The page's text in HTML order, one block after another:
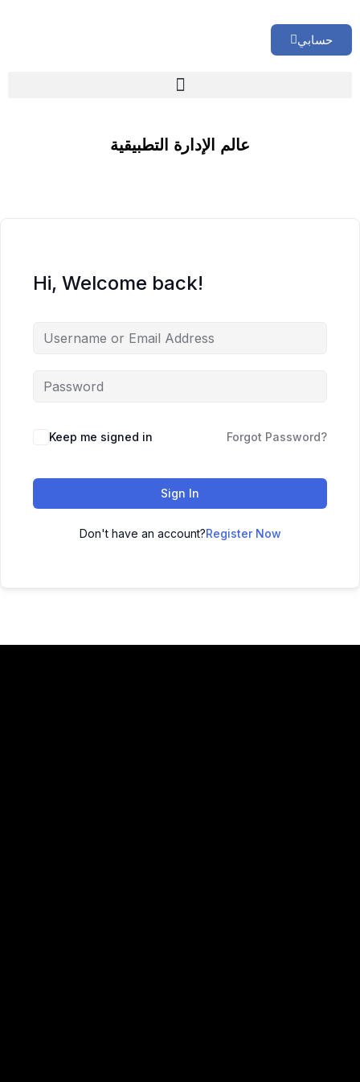
حسابي
عالم الإدارة التطبيقية
Hi, Welcome back!
Keep me signed in Forgot Password?
Sign In
Don't have an account?Register Now